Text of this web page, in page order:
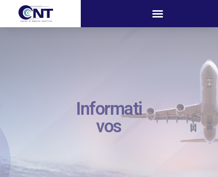
Informati
vos